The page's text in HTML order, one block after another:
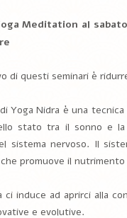
Meditation al
di questi seminari è
Yoga Nidra è una
stato tra il sonno e la
sistema nervoso. Il
promuove il
ci induce ad aprirci alla
e evolutive.